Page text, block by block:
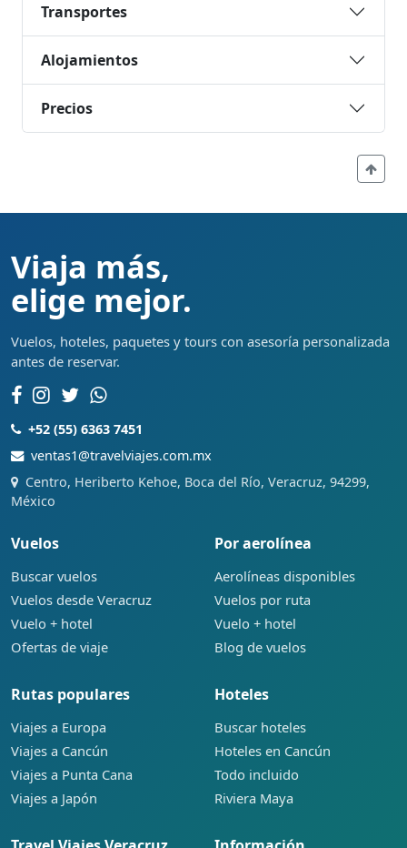
Transportes
Alojamientos
Precios
Viaja más,
elige mejor.
Vuelos, hoteles, paquetes y tours con asesoría personalizada
antes de reservar.
+52 (55) 6363 7451
ventas1@travelviajes.com.mx
Centro, Heriberto Kehoe, Boca del Río, Veracruz, 94299,
México
Vuelos
Buscar vuelos
Vuelos desde Veracruz
Vuelo + hotel
Ofertas de viaje
Por aerolínea
Aerolíneas disponibles
Vuelos por ruta
Vuelo + hotel
Blog de vuelos
Rutas populares
Viajes a Europa
Viajes a Cancún
Viajes a Punta Cana
Viajes a Japón
Hoteles
Buscar hoteles
Hoteles en Cancún
Todo incluido
Riviera Maya